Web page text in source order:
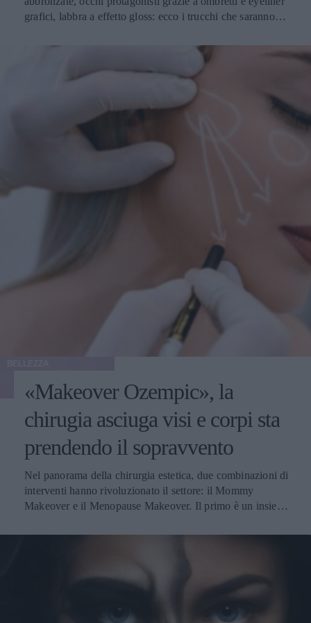
grafici, labbra a effetto gloss: ecco i trucchi che saranno
«Makeover Ozempic», la
chirugia asciuga visi e corpi sta
prendendo il sopravvento
Nel panorama della chirurgia estetica, due combinazioni di
interventi hanno rivoluzionato il settore: il Mommy
Makeover e il Menopause Makeover. Il primo è un insieme
donne a recuperare la forma fisica e l'aspetto che avevano
soprattutto addome, seno e altre aree soggette a
rilassamento cutaneo o perdita di tono. Il secondo, invece,
è scelto dalle donne che sono entrate in menopausa. Oggi,